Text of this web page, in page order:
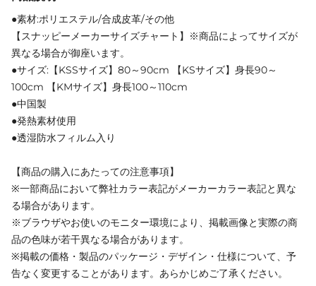
●素材:ポリエステル/合成皮革/その他
【スナッピーメーカーサイズチャート】※商品によってサイズが
異なる場合が御座います。
●サイズ:【KSSサイズ】80～90cm 【KSサイズ】身長90～
100cm 【KMサイズ】身長100～110cm
●中国製
●発熱素材使用
●透湿防水フィルム入り
【商品の購入にあたっての注意事項】
※一部商品において弊社カラー表記がメーカーカラー表記と異な
る場合があります。
※ブラウザやお使いのモニター環境により、掲載画像と実際の商
品の色味が若干異なる場合があります。
※掲載の価格・製品のパッケージ・デザイン・仕様について、予
告なく変更することがあります。あらかじめご了承ください。